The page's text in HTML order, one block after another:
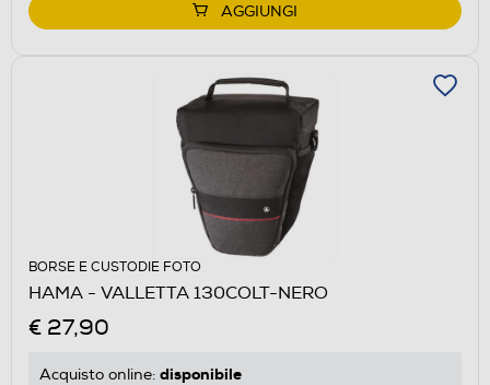
AGGIUNGI
BORSE E CUSTODIE FOTO
HAMA - VALLETTA 130COLT-NERO
€ 27,90
Acquisto online: disponibile